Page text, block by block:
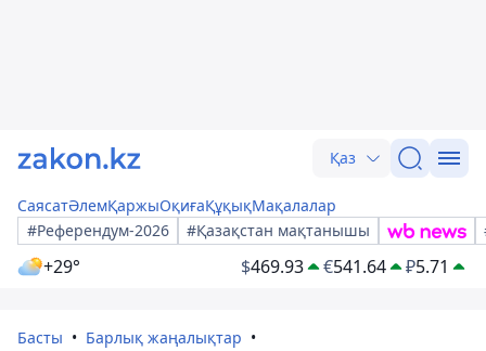
Қаз
СаясатӘлемҚаржыОқиғаҚұқықМақалалар
#Референдум-2026
#Қазақстан мақтанышы
+29° $469.93 €541.64 ₽5.71
Басты
Барлық жаңалықтар